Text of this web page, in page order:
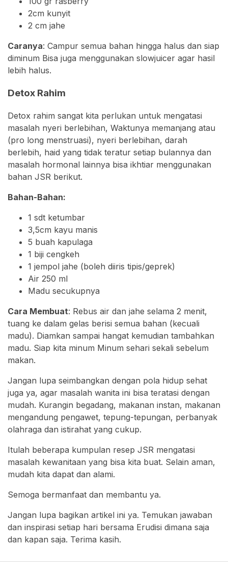
2cm kunyit⠀
2 cm jahe⠀ ⠀
Caranya: Campur semua bahan hingga halus dan siap
diminum Bisa juga menggunakan slowjuicer agar hasil
lebih halus.
Detox Rahim
Detox rahim sangat kita perlukan untuk mengatasi
masalah nyeri berlebihan, Waktunya memanjang atau
(pro long menstruasi), nyeri berlebihan, darah
berlebih, haid yang tidak teratur setiap bulannya dan
masalah hormonal lainnya bisa ikhtiar menggunakan
bahan JSR berikut.
Bahan-Bahan:
1 sdt ketumbar
3,5cm kayu manis
5 buah kapulaga
1 biji cengkeh
1 jempol jahe (boleh diiris tipis/geprek)
Air 250 ml
Madu secukupnya
Cara Membuat: Rebus air dan jahe selama 2 menit,
tuang ke dalam gelas berisi semua bahan (kecuali
madu). Diamkan sampai hangat kemudian tambahkan
madu. Siap kita minum Minum sehari sekali sebelum
makan.
Jangan lupa seimbangkan dengan pola hidup sehat
juga ya, agar masalah wanita ini bisa teratasi dengan
mudah. Kurangin begadang, makanan instan, makanan
mengandung pengawet, tepung-tepungan, perbanyak
olahraga dan istirahat yang cukup.
Itulah beberapa kumpulan resep JSR mengatasi
masalah kewanitaan yang bisa kita buat. Selain aman,
mudah kita dapat dan alami.
Semoga bermanfaat dan membantu ya.
Jangan lupa bagikan artikel ini ya. Temukan jawaban
dan inspirasi setiap hari bersama Erudisi dimana saja
dan kapan saja. Terima kasih.